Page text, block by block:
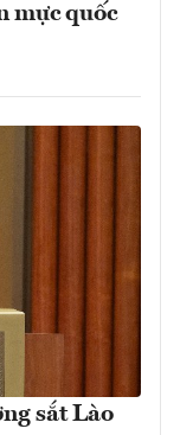
mực quốc
sắt Lào